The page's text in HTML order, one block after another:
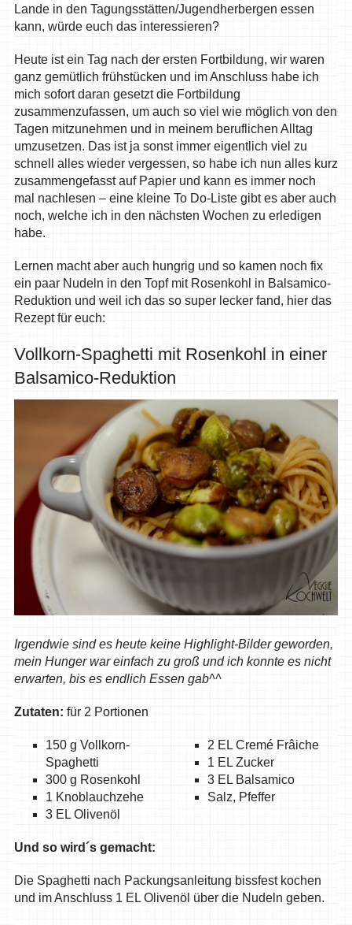
Lande in den Tagungsstätten/Jugendherbergen essen
kann, würde euch das interessieren?
Heute ist ein Tag nach der ersten Fortbildung, wir waren
ganz gemütlich frühstücken und im Anschluss habe ich
mich sofort daran gesetzt die Fortbildung
zusammenzufassen, um auch so viel wie möglich von den
Tagen mitzunehmen und in meinem beruflichen Alltag
umzusetzen. Das ist ja sonst immer eigentlich viel zu
schnell alles wieder vergessen, so habe ich nun alles kurz
zusammengefasst auf Papier und kann es immer noch
mal nachlesen – eine kleine To Do-Liste gibt es aber auch
noch, welche ich in den nächsten Wochen zu erledigen
habe.
Lernen macht aber auch hungrig und so kamen noch fix
ein paar Nudeln in den Topf mit Rosenkohl in Balsamico-
Reduktion und weil ich das so super lecker fand, hier das
Rezept für euch:
Vollkorn-Spaghetti mit Rosenkohl in einer
Balsamico-Reduktion
Irgendwie sind es heute keine Highlight-Bilder geworden,
mein Hunger war einfach zu groß und ich konnte es nicht
erwarten, bis es endlich Essen gab^^
Zutaten: für 2 Portionen
150 g Vollkorn-
Spaghetti
300 g Rosenkohl
1 Knoblauchzehe
3 EL Olivenöl
2 EL Cremé Frâiche
1 EL Zucker
3 EL Balsamico
Salz, Pfeffer
Und so wird´s gemacht:
Die Spaghetti nach Packungsanleitung bissfest kochen
und im Anschluss 1 EL Olivenöl über die Nudeln geben.